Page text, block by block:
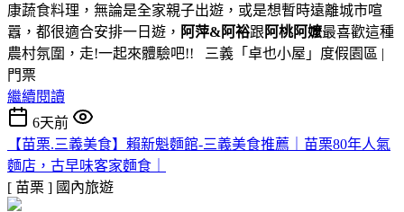
康蔬食料理，無論是全家親子出遊，或是想暫時遠離城市喧
囂，都很適合安排一日遊， 阿萍&阿裕跟 阿桃阿嬤最喜歡這種
農村氛圍，走!一起來體驗吧!! 三義「卓也小屋」度假園區 |
門票
繼續閱讀
6天前
【苗栗.三義美食】賴新魁麵館-三義美食推薦｜苗栗80年人氣
麵店，古早味客家麵食｜
[ 苗栗 ] 國內旅遊